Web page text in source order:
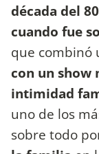
década del 80
cuando fue
que combinó
con un show
intimidad
uno de los
sobre todo